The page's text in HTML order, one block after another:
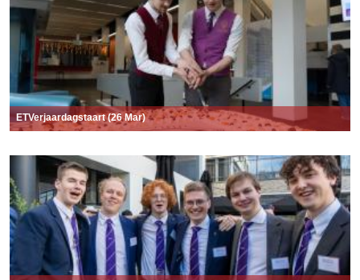
ETVerjaardagstaart (26 Mar)